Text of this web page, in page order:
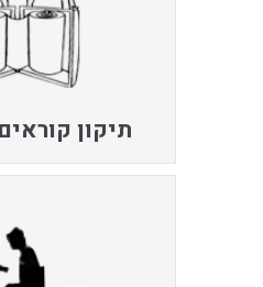
תיקון